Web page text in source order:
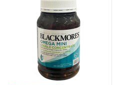
-Mong muốn có một làn da
thâm, tàn nhan… giảm tình